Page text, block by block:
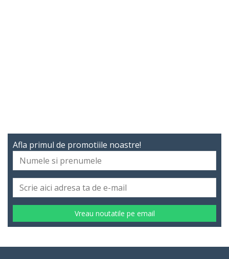
Afla primul de promotiile noastre!
Vreau noutatile pe email